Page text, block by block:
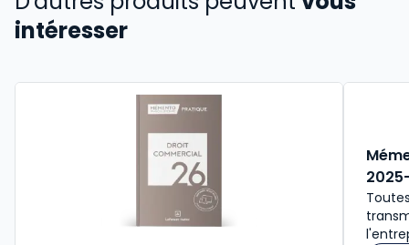
intéresser